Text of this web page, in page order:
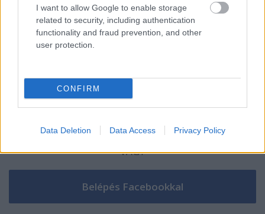
I want to allow Google to enable storage
related to security, including authentication
functionality and fraud prevention, and other
user protection.
CONFIRM
Data Deletion Data Access Privacy Policy
Szólj hozzá!
A hozzászóláshoz be kell lépned!
VAGY